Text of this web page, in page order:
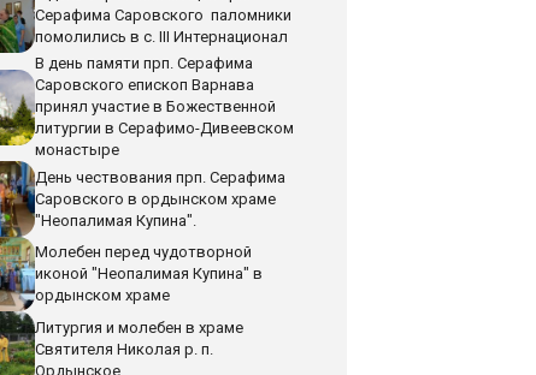
Серафима Саровского паломники
помолились в с. III Интернационал
В день памяти прп. Серафима
Саровского епископ Варнава
принял участие в Божественной
литургии в Серафимо-Дивеевском
монастыре
День чествования прп. Серафима
Саровского в ордынском храме
"Неопалимая Купина".
Молебен перед чудотворной
иконой "Неопалимая Купина" в
ордынском храме
Литургия и молебен в храме
Святителя Николая р. п.
Ордынское